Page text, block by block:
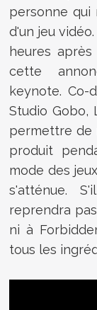
personne qui
d'un jeu
heures
cette
keynote. Co-
Studio Gobo,
permettre de
produit
mode des
s'atténue.
reprendra
ni à
tous les